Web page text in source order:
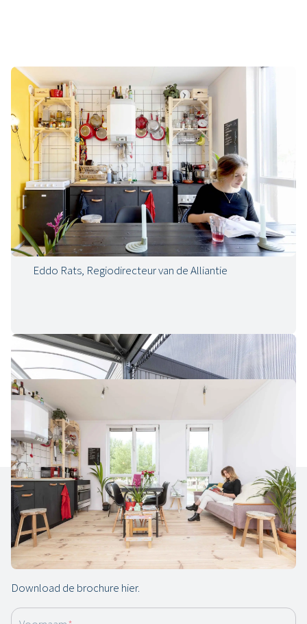
We waren op zoek naar een manier om snel
woningen te bouwen zonder in te leveren op het
woonplezier en -comfort van onze toekomstige
huurders. Dat is met dank aan alle partners gelukt en
maakt dat ik erg trots op dit project ben.
Eddo Rats, Regiodirecteur van de Alliantie
Brochure
Flexwonen, altijd de ruimte die je
nodig hebt
Download de brochure hier.